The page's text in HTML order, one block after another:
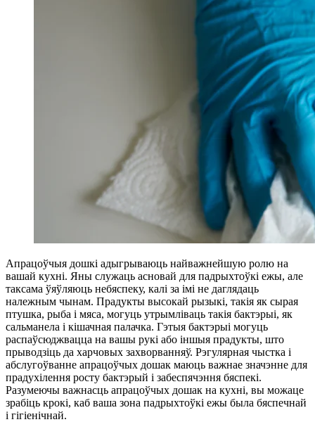
Апрацоўчыя дошкі адыгрываюць найважнейшую ролю на
вашай кухні. Яны служаць асновай для падрыхтоўкі ежы, але
таксама ўяўляюць небяспеку, калі за імі не даглядаць
належным чынам. Прадукты высокай рызыкі, такія як сырая
птушка, рыба і мяса, могуць утрымліваць такія бактэрыі, як
сальманела і кішачная палачка. Гэтыя бактэрыі могуць
распаўсюджвацца на вашы рукі або іншыя прадукты, што
прыводзіць да харчовых захворванняў. Рэгулярная чыстка і
абслугоўванне апрацоўчых дошак маюць важнае значэнне для
прадухілення росту бактэрый і забеспячэння бяспекі.
Разумеючы важнасць апрацоўчых дошак на кухні, вы можаце
зрабіць крокі, каб ваша зона падрыхтоўкі ежы была бяспечнай
і гігіенічнай.